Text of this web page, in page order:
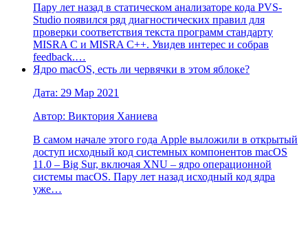
Пару лет назад в статическом анализаторе кода PVS-
Studio появился ряд диагностических правил для
проверки соответствия текста программ стандарту
MISRA C и MISRA C++. Увидев интерес и собрав
feedback.…
Ядро macOS, есть ли червячки в этом яблоке?
Дата: 29 Мар 2021
Автор: Виктория Ханиева
В самом начале этого года Apple выложили в открытый
доступ исходный код системных компонентов macOS
11.0 – Big Sur, включая XNU – ядро операционной
системы macOS. Пару лет назад исходный код ядра
уже…